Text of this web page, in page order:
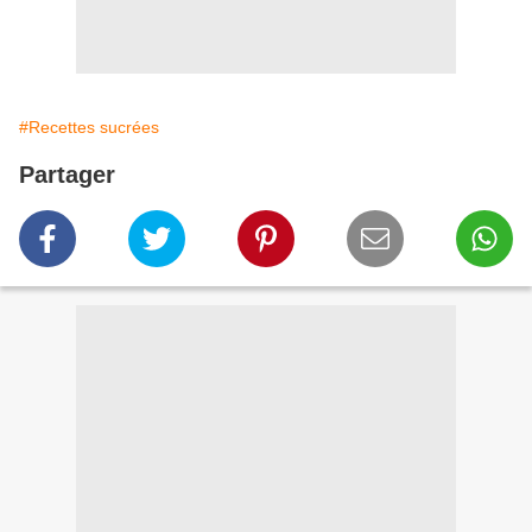
#Recettes sucrées
Partager